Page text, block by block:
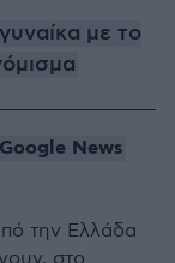
με το
News
την Ελλάδα
στο